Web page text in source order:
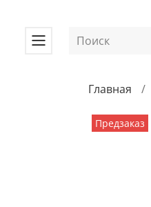
Главная
Предзаказ